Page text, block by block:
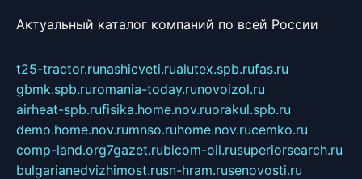
Актуальный каталог компаний по всей России
t25-tractor.runashicveti.rualutex.spb.rufas.ru
gbmk.spb.ruromania-today.runovoizol.ru
airheat-spb.rufisika.home.nov.ruorakul.spb.ru
demo.home.nov.rumnso.ruhome.nov.rucemko.ru
comp-land.org7gazet.rubicom-oil.rusuperiorsearch.ru
bulgarianedvizhimost.rusn-hram.rusenovosti.ru